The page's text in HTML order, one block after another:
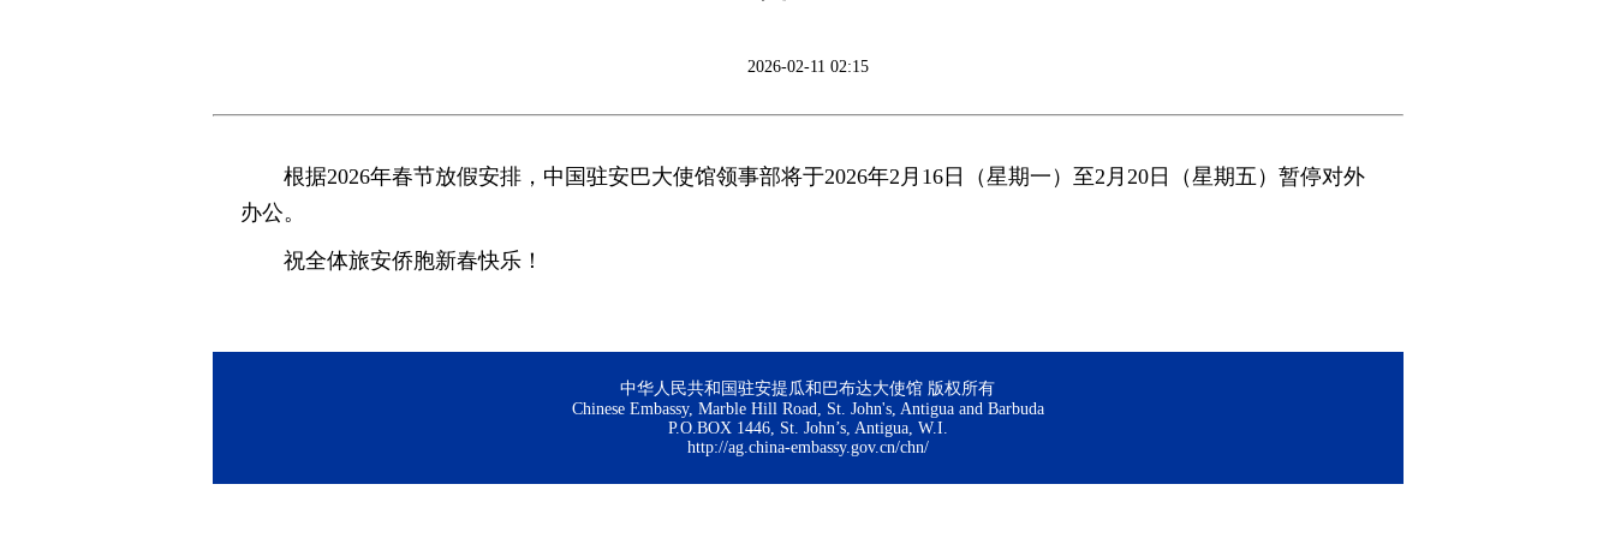
2026-02-11 02:15
根据2026年春节放假安排，中国驻安巴大使馆领事部将于2026年2月16日（星期一）至2月20日（星期五）暂停对外
办公。
祝全体旅安侨胞新春快乐！
中华人民共和国驻安提瓜和巴布达大使馆 版权所有
Chinese Embassy, Marble Hill Road, St. John's, Antigua and Barbuda
P.O.BOX 1446, St. John’s, Antigua, W.I.
http://ag.china-embassy.gov.cn/chn/